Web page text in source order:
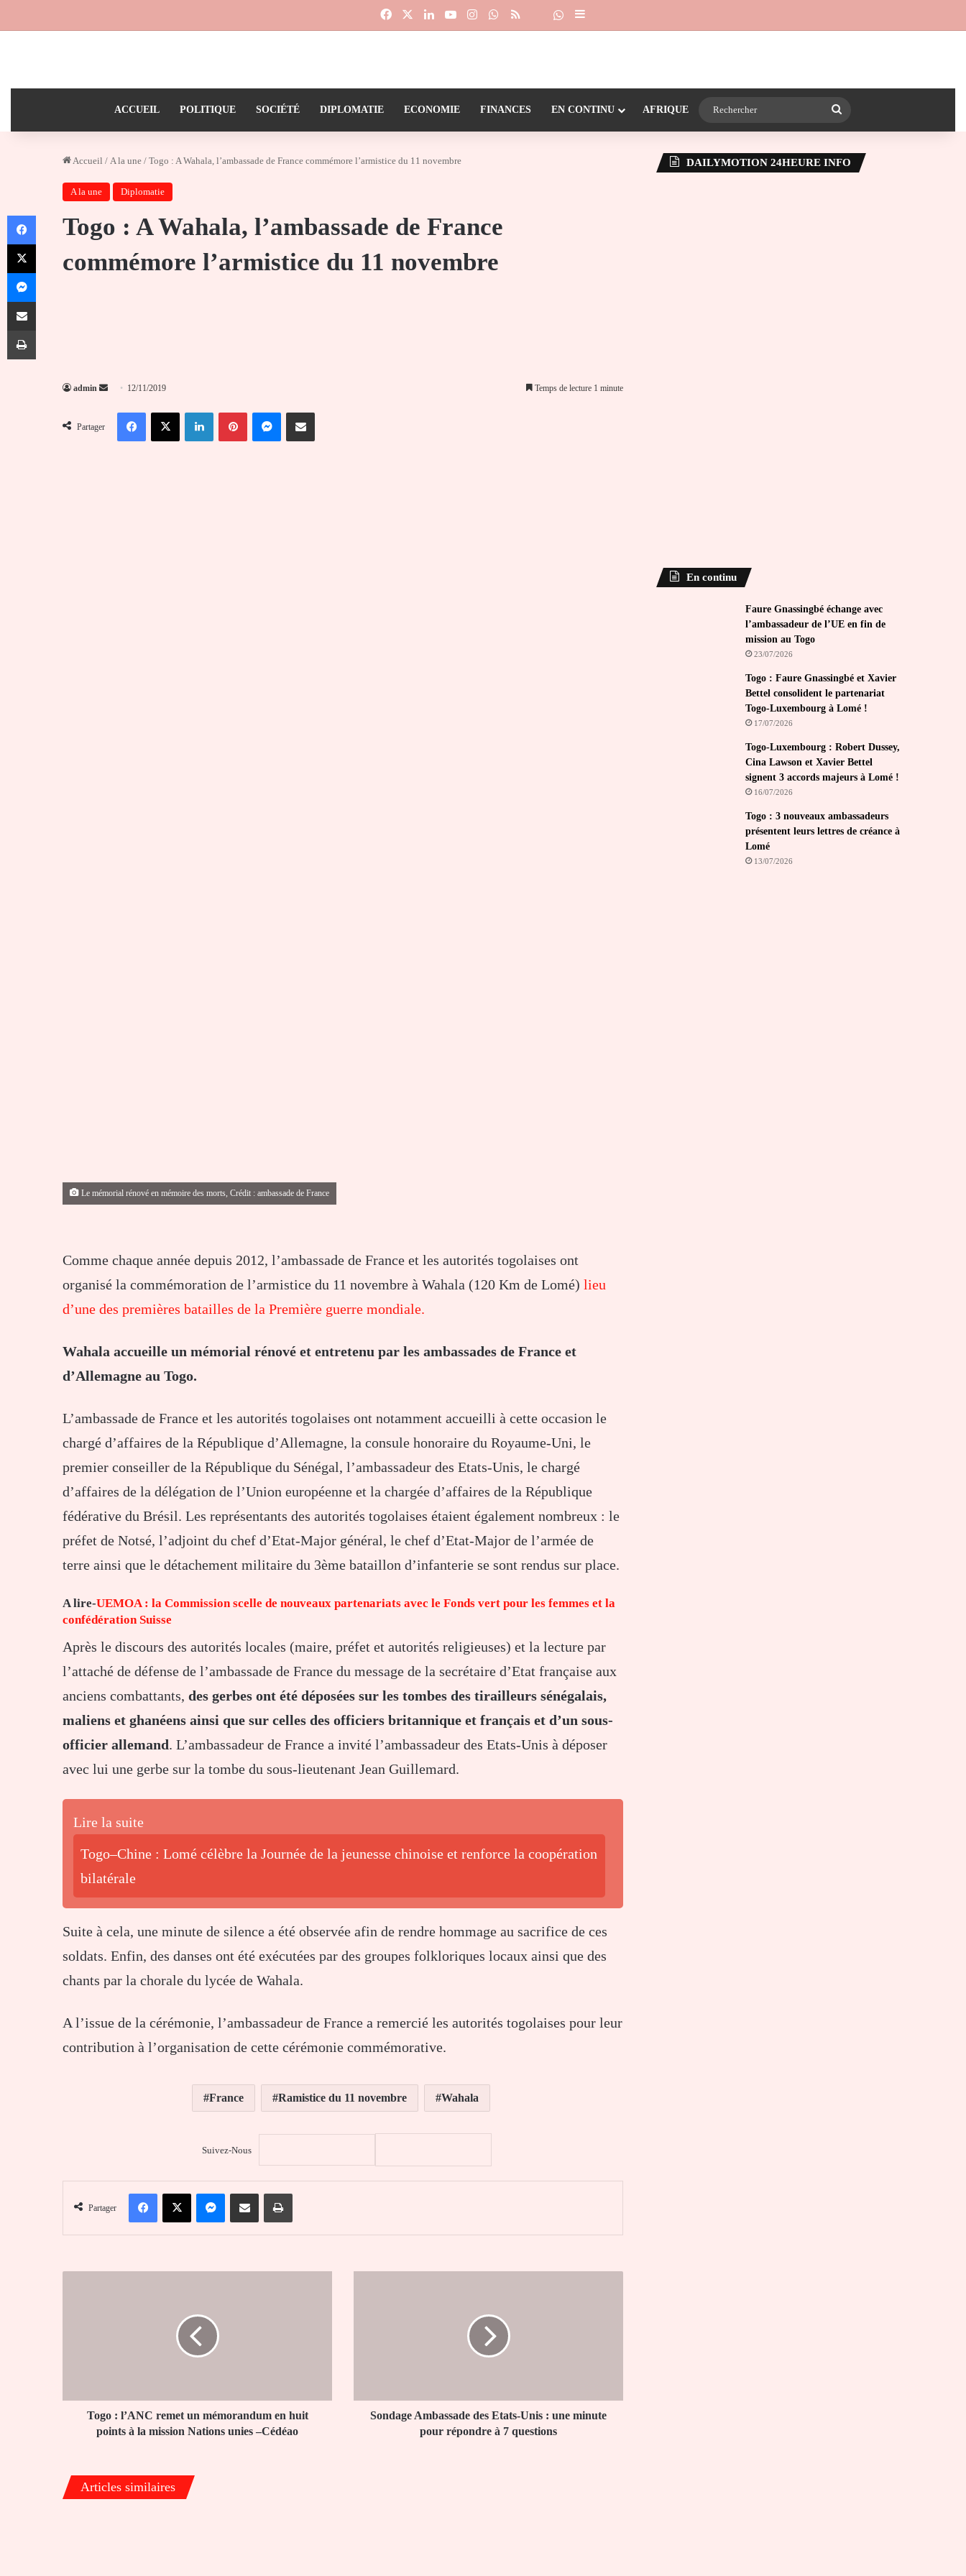
FacebookLinkedinYouTubeInstagramWhatsApp
RSS Dailymotion
Suivre la chaîne 24heureinfo sur WhatsApp
Sidebar (barre latérale)
ACCUEIL POLITIQUE SOCIÉTÉ DIPLOMATIE ECONOMIE FINANCES EN CONTINU AFRIQUE
Accueil / A la une / Togo : A Wahala, l’ambassade de France commémore l’armistice du 11 novembre
A la une Diplomatie
Togo : A Wahala, l’ambassade de France
commémore l’armistice du 11 novembre
admin
Envoyer
courriel
12/11/2019 Temps de lecture 1 minute
Partager
FacebookX LinkedinPinterestMessengerPartager par email
Le mémorial rénové en mémoire des morts, Crédit : ambassade de France
Comme chaque année depuis 2012, l’ambassade de France et les autorités togolaises ont
organisé la commémoration de l’armistice du 11 novembre à Wahala (120 Km de Lomé) lieu
d’une des premières batailles de la Première guerre mondiale.
Wahala accueille un mémorial rénové et entretenu par les ambassades de France et
d’Allemagne au Togo.
L’ambassade de France et les autorités togolaises ont notamment accueilli à cette occasion le
chargé d’affaires de la République d’Allemagne, la consule honoraire du Royaume-Uni, le
premier conseiller de la République du Sénégal, l’ambassadeur des Etats-Unis, le chargé
d’affaires de la délégation de l’Union européenne et la chargée d’affaires de la République
fédérative du Brésil. Les représentants des autorités togolaises étaient également nombreux : le
préfet de Notsé, l’adjoint du chef d’Etat-Major général, le chef d’Etat-Major de l’armée de
terre ainsi que le détachement militaire du 3ème bataillon d’infanterie se sont rendus sur place.
A lire-UEMOA : la Commission scelle de nouveaux partenariats avec le Fonds vert pour les femmes et la
confédération Suisse
Après le discours des autorités locales (maire, préfet et autorités religieuses) et la lecture par
l’attaché de défense de l’ambassade de France du message de la secrétaire d’Etat française aux
anciens combattants, des gerbes ont été déposées sur les tombes des tirailleurs sénégalais,
maliens et ghanéens ainsi que sur celles des officiers britannique et français et d’un sous-
officier allemand. L’ambassadeur de France a invité l’ambassadeur des Etats-Unis à déposer
avec lui une gerbe sur la tombe du sous-lieutenant Jean Guillemard.
Lire la suite
Togo–Chine : Lomé célèbre la Journée de la jeunesse chinoise et renforce la coopération
bilatérale
Suite à cela, une minute de silence a été observée afin de rendre hommage au sacrifice de ces
soldats. Enfin, des danses ont été exécutées par des groupes folkloriques locaux ainsi que des
chants par la chorale du lycée de Wahala.
A l’issue de la cérémonie, l’ambassadeur de France a remercié les autorités togolaises pour leur
contribution à l’organisation de cette cérémonie commémorative.
France Ramistice du 11 novembre Wahala
Suivez-Nous
Partager
FacebookX MessengerPartager par email Imprimer
points
unies
–
Togo : l’ANC remet un mémorandum en huit
points à la mission Nations unies –Cédéao
pour
répondre
Sondage Ambassade des Etats-Unis : une minute
pour répondre à 7 questions
Articles similaires
DAILYMOTION 24HEURE INFO
En continu
Faure Gnassingbé échange avec
l’ambassadeur de l’UE en fin de
mission au Togo
23/07/2026
Togo : Faure Gnassingbé et Xavier
Bettel consolident le partenariat
Togo-Luxembourg à Lomé !
17/07/2026
Togo-Luxembourg : Robert Dussey,
Cina Lawson et Xavier Bettel
signent 3 accords majeurs à Lomé !
16/07/2026
Togo : 3 nouveaux ambassadeurs
présentent leurs lettres de créance à
Lomé
13/07/2026
Facebook
X
Messenger
Partager par email